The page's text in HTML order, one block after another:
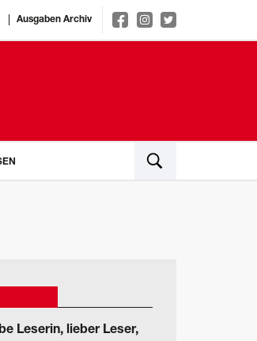
Ausgaben Archiv
Leserin, lieber Leser,